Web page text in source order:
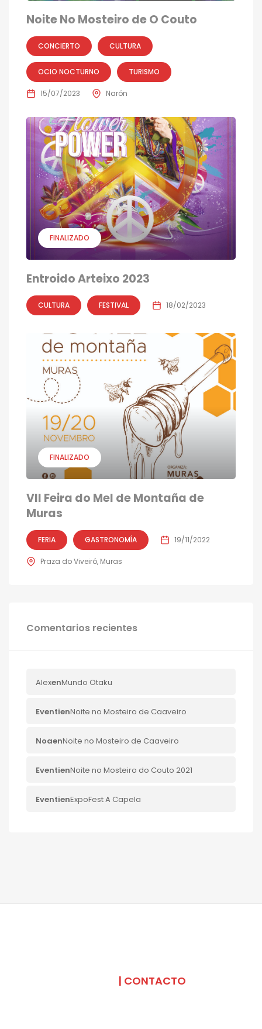
Noite No Mosteiro de O Couto
CONCIERTO CULTURA
OCIO NOCTURNO TURISMO
15/07/2023 Narón
FINALIZADO
Entroido Arteixo 2023
CULTURA FESTIVAL 18/02/2023
FINALIZADO
VII Feira do Mel de Montaña de
Muras
FERIA GASTRONOMÍA 19/11/2022
Praza do Viveiró, Muras
Comentarios recientes
AlexenMundo Otaku
EventienNoite no Mosteiro de Caaveiro
NoaenNoite no Mosteiro de Caaveiro
EventienNoite no Mosteiro do Couto 2021
EventienExpoFest A Capela
| CONTACTO